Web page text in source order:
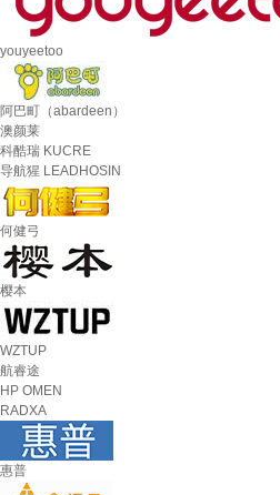
youyeetoo
阿巴町（abardeen）
澳颜莱
科酷瑞 KUCRE
导航猩 LEADHOSIN
何健弓
樱本
WZTUP
航睿途
HP OMEN
RADXA
惠普